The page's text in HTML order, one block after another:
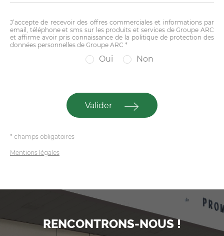
J’accepte de recevoir des offres commerciales et informations par
email, téléphone et sms sur les produits et services de Groupe ARC
et affirme avoir pris connaissance de la politique de protection des
données personnelles de Groupe ARC *
Oui Non
Valider
* champs obligatoires
Mentions légales
RENCONTRONS-NOUS !